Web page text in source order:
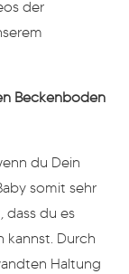
der
Beckenboden
du Dein
somit sehr
dass du es
kannst. Durch
Haltung